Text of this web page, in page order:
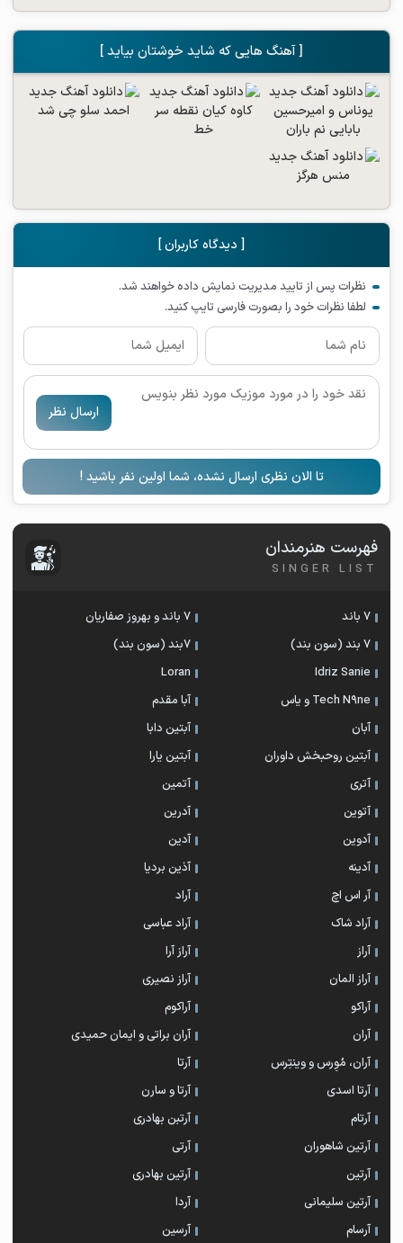
[ آهنگ هایی که شاید خوشتان بیاید ]
[ دیدگاه کاربران ]
نظرات پس از تایید مدیریت نمایش داده خواهند شد.
لطفا نظرات خود را بصورت فارسی تایپ کنید.
ارسال نظر
تا الان نظری ارسال نشده، شما اولین نفر باشید !
فهرست هنرمندان
SINGER LIST
7 باند
7 باند و بهروز صفاریان
7 بند (سون بند)
۷بند (سون بند)
Idriz Sanie
Loran
Tech N9ne و یاس
آبا مقدم
آبان
آبتین دابا
آبتین روحبخش داوران
آبتین یارا
آتری
آتمین
آتوین
آدرین
آدوین
آدین
آدینه
آذین بردیا
آر اس اچ
آراد
آراد شاک
آراد عباسی
آراز
آراز آرا
آراز المان
آراز نصیری
آراکو
آراکوم
آران
آران براتی و ایمان حمیدی
آران، مُوِرس و وینتِرس
آرتا
آرتا اسدی
آرتا و سارن
آرتام
آرتبن بهادری
آرتين شاهوران
آرتی
آرتین
آرتین بهادری
آرتین سلیمانی
آردا
آرسام
آرسین